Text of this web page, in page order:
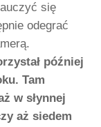
się
odegrać
później
Tam
w słynnej
aż siedem